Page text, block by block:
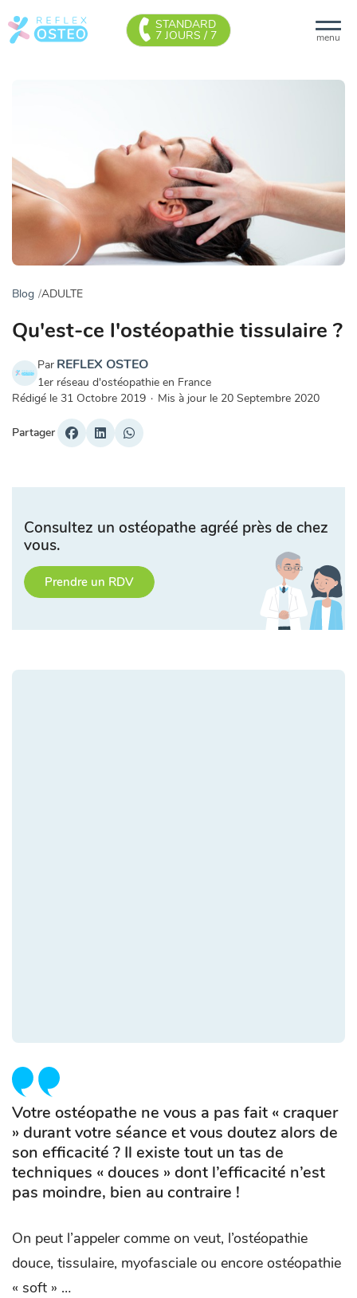
menu
STANDARD
7 JOURS / 7
Blog ADULTE
Qu'est-ce l'ostéopathie tissulaire ?
Par REFLEX OSTEO
1er réseau d'ostéopathie en France
Rédigé le 31 Octobre 2019 · Mis à jour le 20 Septembre 2020
Partager
Consultez un ostéopathe agréé près de chez
vous.
Prendre un RDV
Votre ostéopathe ne vous a pas fait « craquer
» durant votre séance et vous doutez alors de
son efficacité ? Il existe tout un tas de
techniques « douces » dont l’efficacité n’est
pas moindre, bien au contraire !
On peut l’appeler comme on veut, l’ostéopathie
douce, tissulaire, myofasciale ou encore ostéopathie
« soft » …